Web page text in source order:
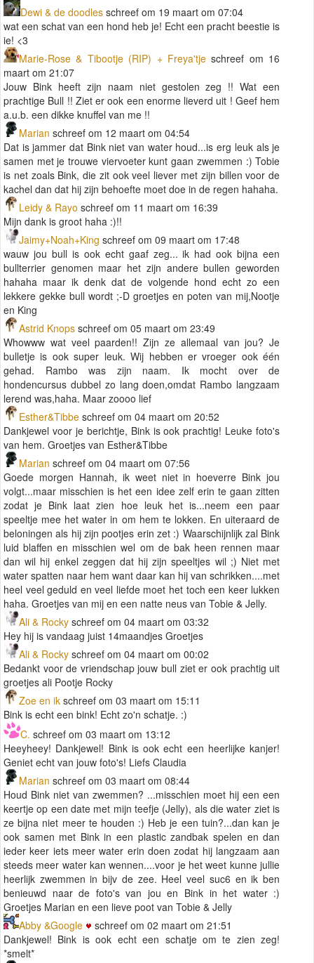
Dewi & de doodles schreef om 19 maart om 07:04
wat een schat van een hond heb je! Echt een pracht beestie is
ie! <3
Marie-Rose & Tibootje (RIP) + Freya'tje schreef om 16
maart om 21:07
Jouw Bink heeft zijn naam niet gestolen zeg !! Wat een
prachtige Bull !! Ziet er ook een enorme lieverd uit ! Geef hem
a.u.b. een dikke knuffel van me !!
Marian schreef om 12 maart om 04:54
Dat is jammer dat Bink niet van water houd...is erg leuk als je
samen met je trouwe viervoeter kunt gaan zwemmen :) Tobie
is net zoals Bink, die zit ook veel liever met zijn billen voor de
kachel dan dat hij zijn behoefte moet doe in de regen hahaha.
Leidy & Rayo schreef om 11 maart om 16:39
Mijn dank is groot haha :)!!
Jaimy+Noah+King schreef om 09 maart om 17:48
wauw jou bull is ook echt gaaf zeg... ik had ook bijna een
bullterrier genomen maar het zijn andere bullen geworden
hahaha maar ik denk dat de volgende hond echt zo een
lekkere gekke bull wordt ;-D groetjes en poten van mij,Nootje
en King
Astrid Knops schreef om 05 maart om 23:49
Whowww wat veel paarden!! Zijn ze allemaal van jou? Je
bulletje is ook super leuk. Wij hebben er vroeger ook één
gehad. Rambo was zijn naam. Ik mocht over de
hondencursus dubbel zo lang doen,omdat Rambo langzaam
lerend was,haha. Maar zoooo lief
Esther&Tibbe schreef om 04 maart om 20:52
Dankjewel voor je berichtje, Bink is ook prachtig! Leuke foto's
van hem. Groetjes van Esther&Tibbe
Marian schreef om 04 maart om 07:56
Goede morgen Hannah, ik weet niet in hoeverre Bink jou
volgt...maar misschien is het een idee zelf erin te gaan zitten
zodat je Bink laat zien hoe leuk het is...neem een paar
speeltje mee het water in om hem te lokken. En uiteraard de
beloningen als hij zijn pootjes erin zet :) Waarschijnlijk zal Bink
luid blaffen en misschien wel om de bak heen rennen maar
dan wil hij enkel zeggen dat hij zijn speeltjes wil ;) Niet met
water spatten naar hem want daar kan hij van schrikken....met
heel veel geduld en veel liefde moet het toch een keer lukken
haha. Groetjes van mij en een natte neus van Tobie & Jelly.
Ali & Rocky schreef om 04 maart om 03:32
Hey hij is vandaag juist 14maandjes Groetjes
Ali & Rocky schreef om 04 maart om 00:02
Bedankt voor de vriendschap jouw bull ziet er ook prachtig uit
groetjes ali Pootje Rocky
Zoe en ik schreef om 03 maart om 15:11
Bink is echt een bink! Echt zo'n schatje. :)
C. schreef om 03 maart om 13:12
Heeyheey! Dankjewel! Bink is ook echt een heerlijke kanjer!
Geniet echt van jouw foto's! Liefs Claudia
Marian schreef om 03 maart om 08:44
Houd Bink niet van zwemmen? ...misschien moet hij een een
keertje op een date met mijn teefje (Jelly), als die water ziet is
ze bijna niet meer te houden :) Heb je een tuin?...dan kan je
ook samen met Bink in een plastic zandbak spelen en dan
ieder keer iets meer water erin doen zodat hij langzaam aan
steeds meer water kan wennen....voor je het weet kunne jullie
heerlijk zwemmen in bijv de zee. Heel veel suc6 en ik ben
benieuwd naar de foto's van jou en Bink in het water :)
Groetjes Marian en een lieve poot van Tobie & Jelly
Abby &Google
schreef om 02 maart om 21:51
Dankjewel! Bink is ook echt een schatje om te zien zeg!
*smelt*